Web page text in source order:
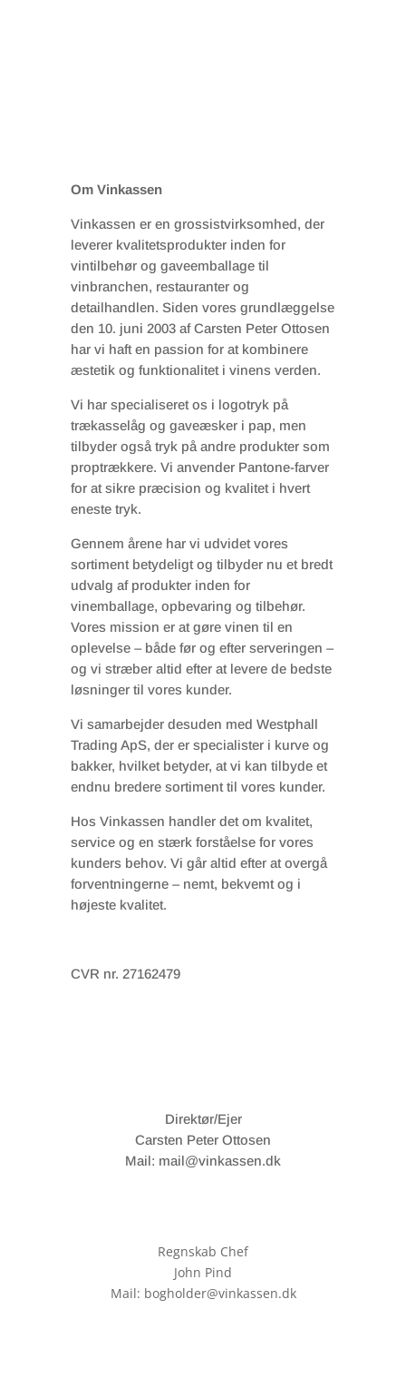
Om Vinkassen
Vinkassen er en grossistvirksomhed, der
leverer kvalitetsprodukter inden for
vintilbehør og gaveemballage til
vinbranchen, restauranter og
detailhandlen. Siden vores grundlæggelse
den 10. juni 2003 af Carsten Peter Ottosen
har vi haft en passion for at kombinere
æstetik og funktionalitet i vinens verden.
Vi har specialiseret os i logotryk på
trækasselåg og gaveæsker i pap, men
tilbyder også tryk på andre produkter som
proptrækkere. Vi anvender Pantone-farver
for at sikre præcision og kvalitet i hvert
eneste tryk.
Gennem årene har vi udvidet vores
sortiment betydeligt og tilbyder nu et bredt
udvalg af produkter inden for
vinemballage, opbevaring og tilbehør.
Vores mission er at gøre vinen til en
oplevelse – både før og efter serveringen –
og vi stræber altid efter at levere de bedste
løsninger til vores kunder.
Vi samarbejder desuden med Westphall
Trading ApS, der er specialister i kurve og
bakker, hvilket betyder, at vi kan tilbyde et
endnu bredere sortiment til vores kunder.
Hos Vinkassen handler det om kvalitet,
service og en stærk forståelse for vores
kunders behov. Vi går altid efter at overgå
forventningerne – nemt, bekvemt og i
højeste kvalitet.
CVR nr. 27162479
Direktør/Ejer
Carsten Peter Ottosen
Mail: mail@vinkassen.dk
Regnskab Chef
John Pind
Mail: bogholder@vinkassen.dk